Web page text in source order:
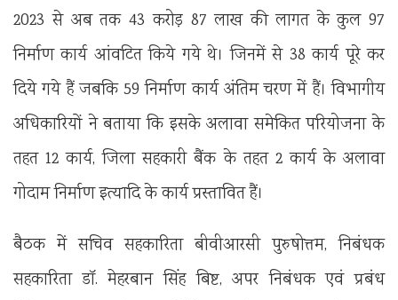
2023 से अब तक 43 करोड़ 87 लाख की लागत के कुल 97
निर्माण कार्य आंवटित किये गये थे। जिनमें से 38 कार्य पूरे कर
दिये गये हैं जबकि 59 निर्माण कार्य अंतिम चरण में हैं। विभागीय
अधिकारियों ने बताया कि इसके अलावा समेकित परियोजना के
तहत 12 कार्य, जिला सहकारी बैंक के तहत 2 कार्य के अलावा
गोदाम निर्माण इत्यादि के कार्य प्रस्तावित हैं।
बैठक में सचिव सहकारिता बीवीआरसी पुरुषोत्तम, निबंधक
सहकारिता डॉ. मेहरबान सिंह बिष्ट, अपर निबंधक एवं प्रबंध